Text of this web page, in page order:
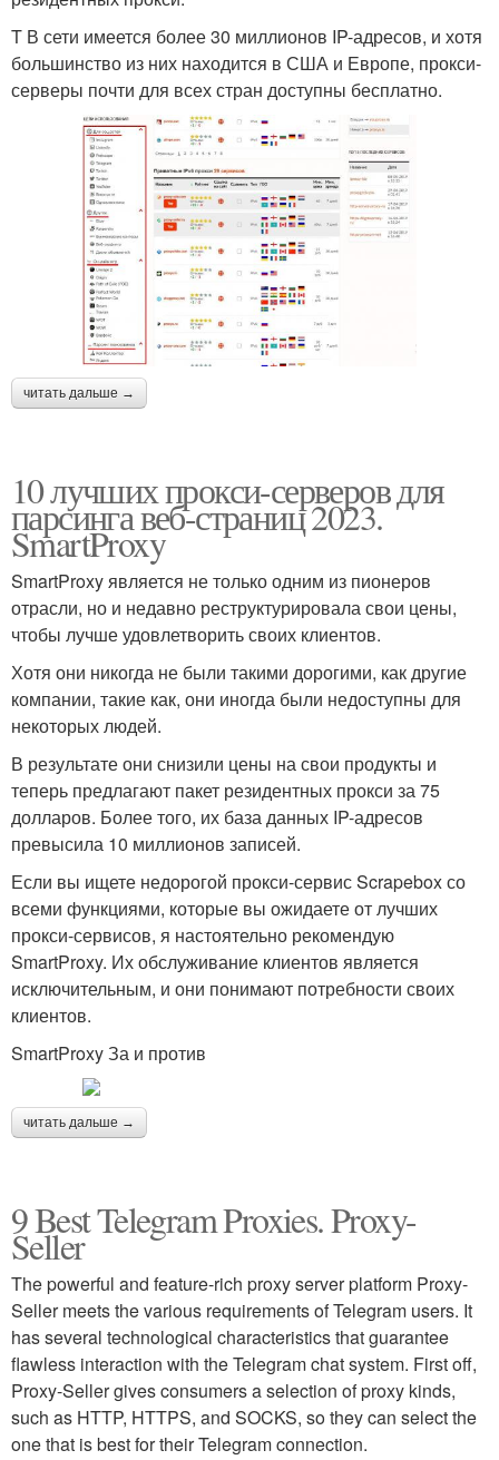
T В сети имеется более 30 миллионов IP-адресов, и хотя
большинство из них находится в США и Европе, прокси-
серверы почти для всех стран доступны бесплатно.
читать дальше →
10 лучших прокси-серверов для
парсинга веб-страниц 2023.
SmartProxy
SmartProxy является не только одним из пионеров
отрасли, но и недавно реструктурировала свои цены,
чтобы лучше удовлетворить своих клиентов.
Хотя они никогда не были такими дорогими, как другие
компании, такие как, они иногда были недоступны для
некоторых людей.
В результате они снизили цены на свои продукты и
теперь предлагают пакет резидентных прокси за 75
долларов. Более того, их база данных IP-адресов
превысила 10 миллионов записей.
Если вы ищете недорогой прокси-сервис Scrapebox со
всеми функциями, которые вы ожидаете от лучших
прокси-сервисов, я настоятельно рекомендую
SmartProxy. Их обслуживание клиентов является
исключительным, и они понимают потребности своих
клиентов.
SmartProxy За и против
читать дальше →
9 Best Telegram Proxies. Proxy-
Seller
The powerful and feature-rich proxy server platform Proxy-
Seller meets the various requirements of Telegram users. It
has several technological characteristics that guarantee
flawless interaction with the Telegram chat system. First off,
Proxy-Seller gives consumers a selection of proxy kinds,
such as HTTP, HTTPS, and SOCKS, so they can select the
one that is best for their Telegram connection.